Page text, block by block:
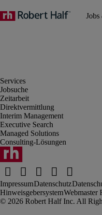
Jobsuche
Zeitarbeit
Direktvermittlung
Interim Management
Executive Search
Managed Solutions
Consulting-Lösungen
ImpressumDatenschutz
HinweisgebersystemWebmaster